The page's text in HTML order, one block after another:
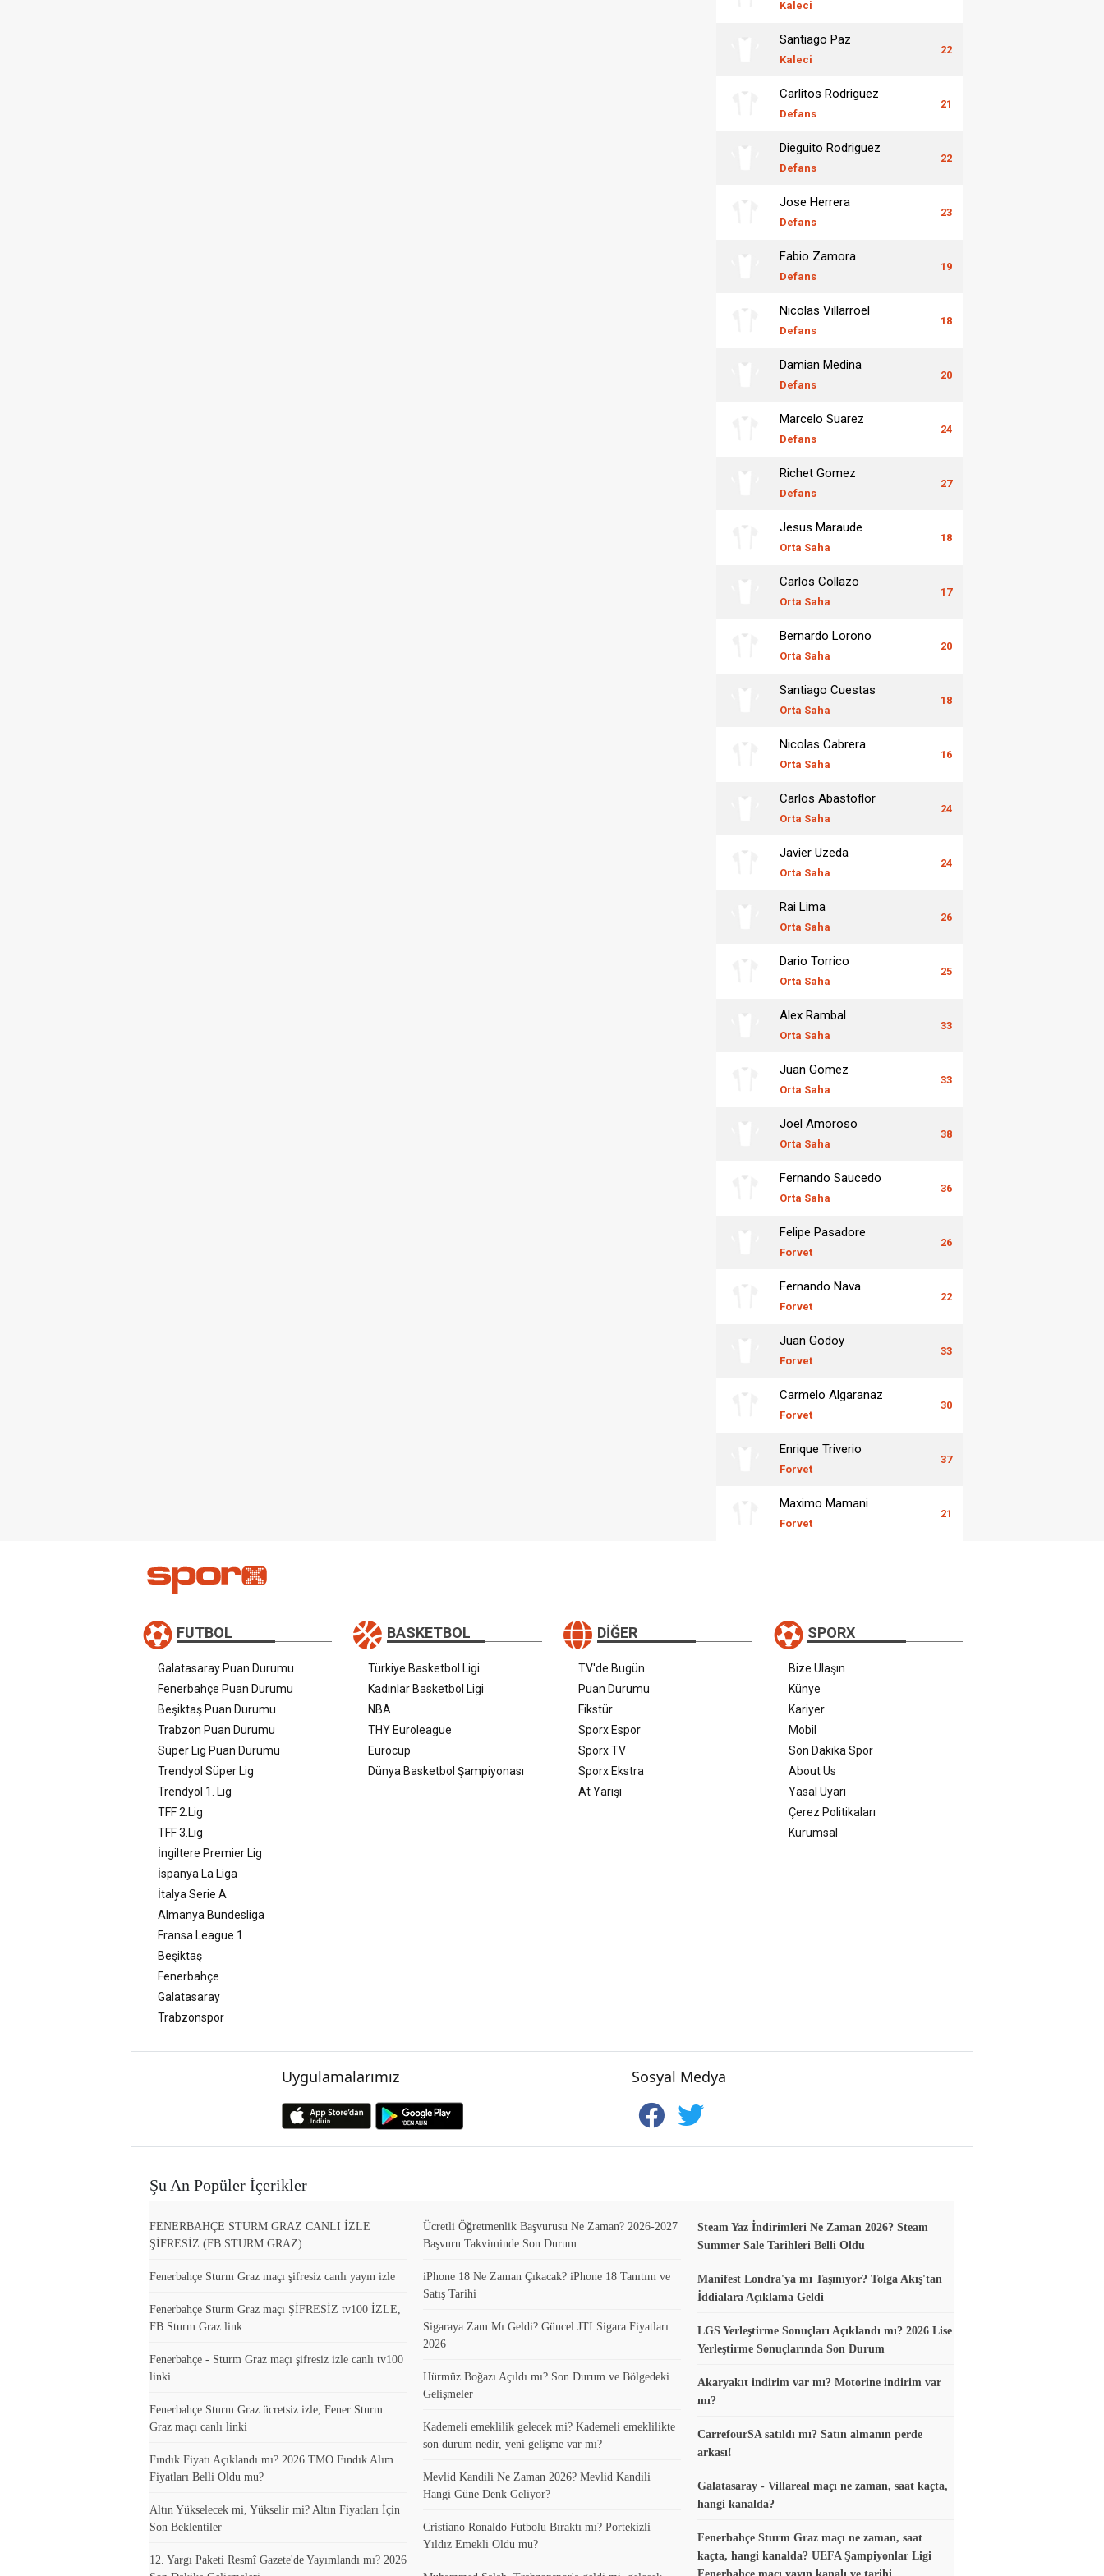
Kaleci
Santiago Paz
Kaleci
22
Carlitos Rodriguez
Defans
21
Dieguito Rodriguez
Defans
22
Jose Herrera
Defans
23
Fabio Zamora
Defans
19
Nicolas Villarroel
Defans
18
Damian Medina
Defans
20
Marcelo Suarez
Defans
24
Richet Gomez
Defans
27
Jesus Maraude
Orta Saha
18
Carlos Collazo
Orta Saha
17
Bernardo Lorono
Orta Saha
20
Santiago Cuestas
Orta Saha
18
Nicolas Cabrera
Orta Saha
16
Carlos Abastoflor
Orta Saha
24
Javier Uzeda
Orta Saha
24
Rai Lima
Orta Saha
26
Dario Torrico
Orta Saha
25
Alex Rambal
Orta Saha
33
Juan Gomez
Orta Saha
33
Joel Amoroso
Orta Saha
38
Fernando Saucedo
Orta Saha
36
Felipe Pasadore
Forvet
26
Fernando Nava
Forvet
22
Juan Godoy
Forvet
33
Carmelo Algaranaz
Forvet
30
Enrique Triverio
Forvet
37
Maximo Mamani
Forvet
21
FUTBOL
Galatasaray Puan Durumu
Fenerbahçe Puan Durumu
Beşiktaş Puan Durumu
Trabzon Puan Durumu
Süper Lig Puan Durumu
Trendyol Süper Lig
Trendyol 1. Lig
TFF 2.Lig
TFF 3.Lig
İngiltere Premier Lig
İspanya La Liga
İtalya Serie A
Almanya Bundesliga
Fransa League 1
Beşiktaş
Fenerbahçe
Galatasaray
Trabzonspor
BASKETBOL
Türkiye Basketbol Ligi
Kadınlar Basketbol Ligi
NBA
THY Euroleague
Eurocup
Dünya Basketbol Şampiyonası
DIĞER
TV'de Bugün
Puan Durumu
Fikstür
Sporx Espor
Sporx TV
Sporx Ekstra
At Yarışı
SPORX
Bize Ulaşın
Künye
Kariyer
Mobil
Son Dakika Spor
About Us
Yasal Uyarı
Çerez Politikaları
Kurumsal
Uygulamalarımız Sosyal Medya
Şu An Popüler İçerikler
FENERBAHÇE STURM GRAZ CANLI İZLE
ŞİFRESİZ (FB STURM GRAZ)
Fenerbahçe Sturm Graz maçı şifresiz canlı yayın izle
Fenerbahçe Sturm Graz maçı ŞİFRESİZ tv100 İZLE,
FB Sturm Graz link
Fenerbahçe - Sturm Graz maçı şifresiz izle canlı tv100
linki
Fenerbahçe Sturm Graz ücretsiz izle, Fener Sturm
Graz maçı canlı linki
Fındık Fiyatı Açıklandı mı? 2026 TMO Fındık Alım
Fiyatları Belli Oldu mu?
Altın Yükselecek mi, Yükselir mi? Altın Fiyatları İçin
Son Beklentiler
12. Yargı Paketi Resmî Gazete'de Yayımlandı mı? 2026
Ücretli Öğretmenlik Başvurusu Ne Zaman? 2026-2027
Başvuru Takviminde Son Durum
iPhone 18 Ne Zaman Çıkacak? iPhone 18 Tanıtım ve
Satış Tarihi
Sigaraya Zam Mı Geldi? Güncel JTI Sigara Fiyatları
2026
Hürmüz Boğazı Açıldı mı? Son Durum ve Bölgedeki
Gelişmeler
Kademeli emeklilik gelecek mi? Kademeli emeklilikte
son durum nedir, yeni gelişme var mı?
Mevlid Kandili Ne Zaman 2026? Mevlid Kandili
Hangi Güne Denk Geliyor?
Cristiano Ronaldo Futbolu Bıraktı mı? Portekizli
Yıldız Emekli Oldu mu?
Steam Yaz İndirimleri Ne Zaman 2026? Steam
Summer Sale Tarihleri Belli Oldu
Manifest Londra'ya mı Taşınıyor? Tolga Akış'tan
İddialara Açıklama Geldi
LGS Yerleştirme Sonuçları Açıklandı mı? 2026 Lise
Yerleştirme Sonuçlarında Son Durum
Akaryakıt indirim var mı? Motorine indirim var
mı?
CarrefourSA satıldı mı? Satın almanın perde
arkası!
Galatasaray - Villareal maçı ne zaman, saat kaçta,
hangi kanalda?
Fenerbahçe Sturm Graz maçı ne zaman, saat
kaçta, hangi kanalda? UEFA Şampiyonlar Ligi